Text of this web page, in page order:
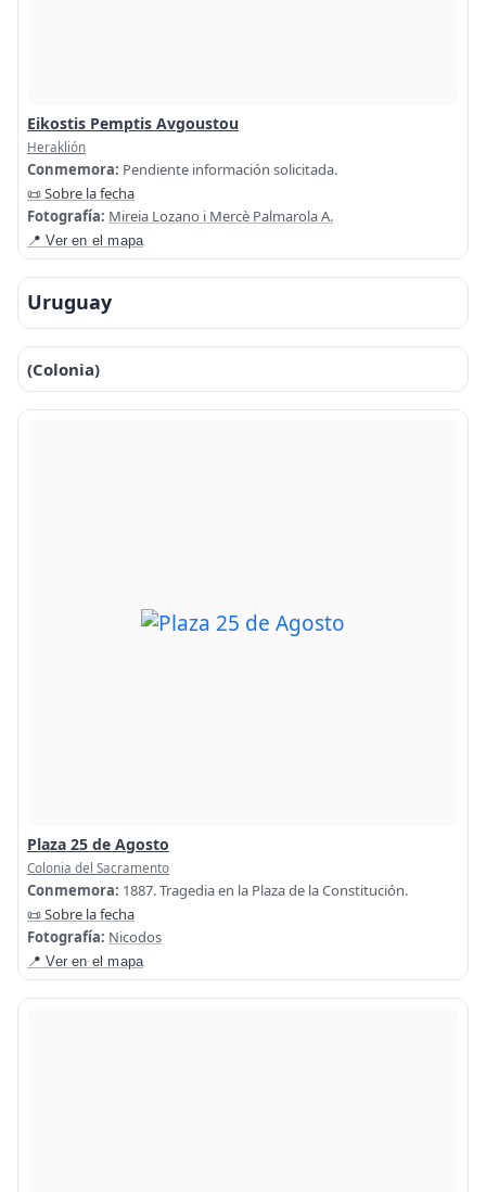
Eikostis Pemptis Avgoustou
Heraklión
Conmemora: Pendiente información solicitada.
📜 Sobre la fecha
Fotografía: Mireia Lozano i Mercè Palmarola A.
📍 Ver en el mapa
Uruguay
(Colonia)
Plaza 25 de Agosto
Colonia del Sacramento
Conmemora: 1887. Tragedia en la Plaza de la Constitución.
📜 Sobre la fecha
Fotografía: Nicodos
📍 Ver en el mapa